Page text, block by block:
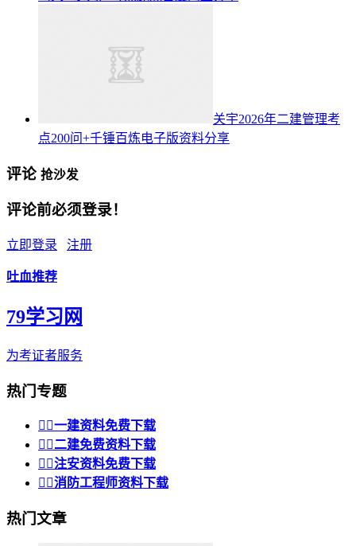
关宇2026年二建管理考
点200问+千锤百炼电子版资料分享
评论 抢沙发
评论前必须登录！
立即登录 注册
吐血推荐
79学习网
为考证者服务
热门专题
 一建资料免费下载
 二建免费资料下载
 注安资料免费下载
 消防工程师资料下载
热门文章